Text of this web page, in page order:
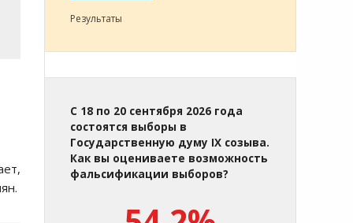
Результаты
С 18 по 20 сентября 2026 года
состоятся выборы в
Государственную думу IX созыва.
Как вы оцениваете возможность
фальсификации выборов?